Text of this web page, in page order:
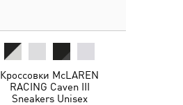
Кроссовки McLAREN
RACING Caven III
Sneakers Unisex